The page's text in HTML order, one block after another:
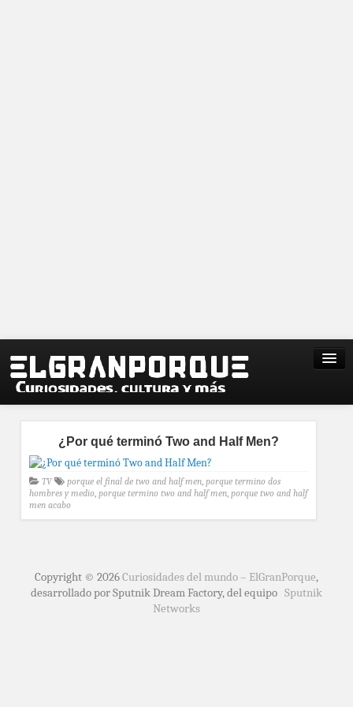
¿Por qué terminó Two and Half Men?
TV porque el final de two and half men, porque termino dos
hombres y medio, porque termino two and half men, porque two and half
men acabo
Copyright © 2026Curiosidades del mundo – ElGranPorque,
desarrollado por Sputnik Dream Factory, del equipo Sputnik
Networks